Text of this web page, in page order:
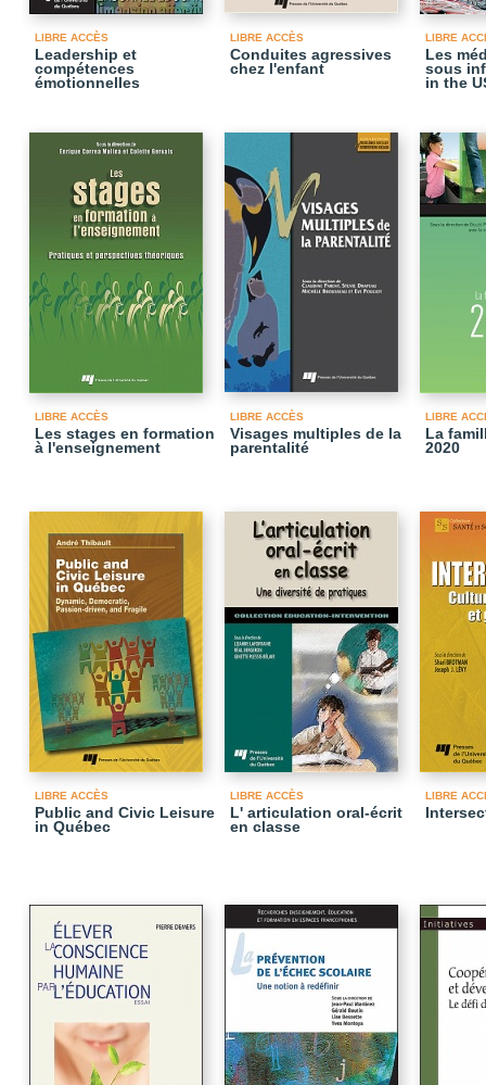
LIBRE ACCÈS
Leadership et
compétences
émotionnelles
LIBRE ACCÈS
Conduites agressives
chez l'enfant
LIBRE
Les
sous
in the
LIBRE ACCÈS
Les stages en formation
à l'enseignement
LIBRE ACCÈS
Visages multiples de la
parentalité
LIBRE
La
2020
LIBRE ACCÈS
Public and Civic Leisure
in Québec
LIBRE ACCÈS
L' articulation oral-écrit
en classe
LIBRE